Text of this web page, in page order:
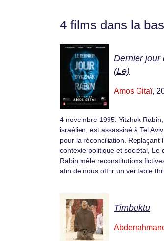
4 films dans la
Dernier jour
(Le)
Amos Gitaï,
4 novembre 1995. Yitzhak
israélien, est assassiné à Tel
pour la réconciliation. Replaçant
contexte politique et sociétal, Le
Rabin mêle reconstitutions
afin de nous offrir un véritable
Timbuktu